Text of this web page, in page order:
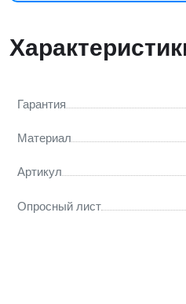
Гарантия
Материал
Артикул
Опросный лист